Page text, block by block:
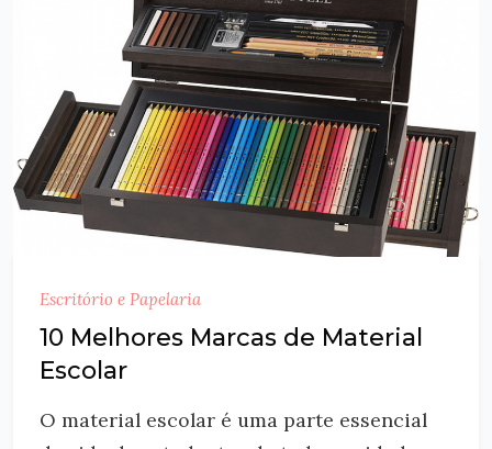
Escritório e Papelaria
10 Melhores Marcas de Material
Escolar
O material escolar é uma parte essencial